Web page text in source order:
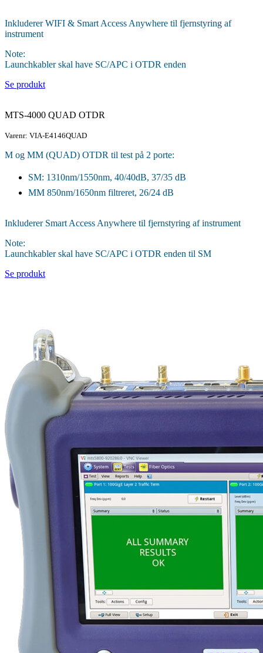
Inkluderer WIFI & Smart Access Anywhere til fjernstyring af
instrument
Note:
Launchkabler skal have SC/APC i OTDR enden
Se produkt
MTS-4000 QUAD OTDR
Varenr: VIA-E4146QUAD
M og MM (QUAD) OTDR til test på 2 porte:
SM: 1310nm/1550nm, 40/40dB, 37/35 dB
MM 850nm/1650nm filtreret, 26/24 dB
Inkluderer Smart Access Anywhere til fjernstyring af instrument
Note:
Launchkabler skal have SC/APC i OTDR enden til SM
Se produkt